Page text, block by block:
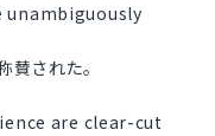
された。
are clear-cut